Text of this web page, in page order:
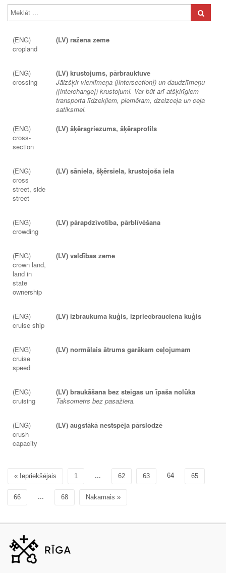
(ENG)
cropland
(LV) ražena zeme
(ENG)
crossing
(LV) krustojums, pārbrauktuve
Jāizšķir vienlīmeņa ([intersection]) un daudzlīmeņu
([interchange]) krustojumi. Var būt arī atšķirīgiem
transporta līdzekļiem, piemēram, dzelzceļa un ceļa
satiksmei.
(ENG)
cross-
section
(LV) šķērsgriezums, šķērsprofils
(ENG)
cross
street, side
street
(LV) sāniela, šķērsiela, krustojoša iela
(ENG)
crowding
(LV) pārapdzīvotība, pārblīvēšana
(ENG)
crown land,
land in
state
ownership
(LV) valdības zeme
(ENG)
cruise ship
(LV) izbraukuma kuģis, izpriecbrauciena kuģis
(ENG)
cruise
speed
(LV) normālais ātrums garākam ceļojumam
(ENG)
cruising
(LV) braukāšana bez steigas un īpaša nolūka
Taksometrs bez pasažiera.
(ENG)
crush
capacity
(LV) augstākā nestspēja pārslodzē
« Iepriekšējais 1 62 63 64 65
66 68 Nākamais »